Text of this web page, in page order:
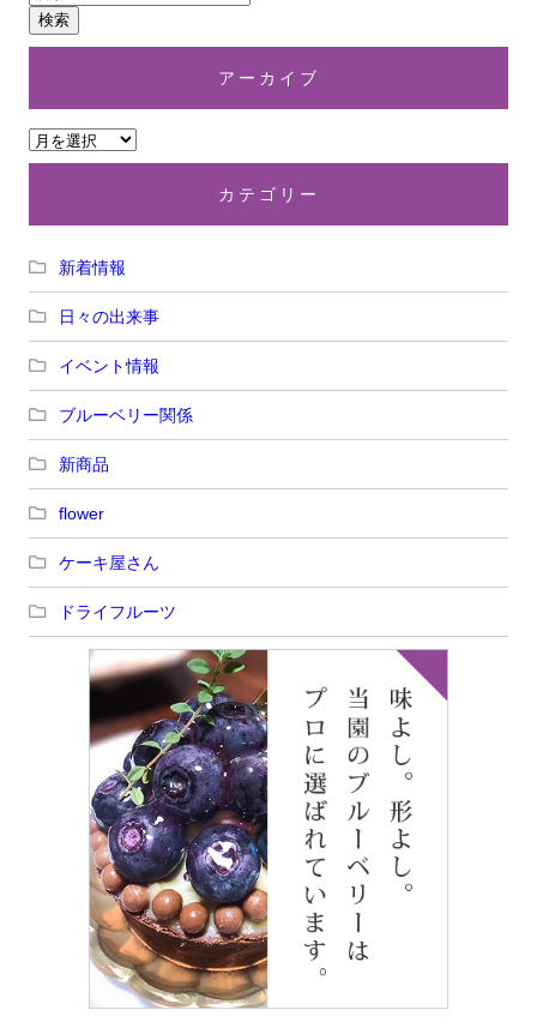
アーカイブ
カテゴリー
新着情報
日々の出来事
イベント情報
ブルーベリー関係
新商品
flower
ケーキ屋さん
ドライフルーツ